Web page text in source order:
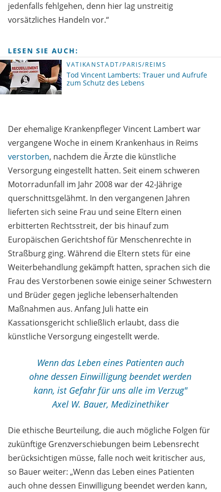
jedenfalls fehlgehen, denn hier lag unstreitig
vorsätzliches Handeln vor.“
LESEN SIE AUCH:
VATIKANSTADT/PARIS/REIMS
Tod Vincent Lamberts: Trauer und Aufrufe
zum Schutz des Lebens
Der ehemalige Krankenpfleger Vincent Lambert war
vergangene Woche in einem Krankenhaus in Reims
verstorben, nachdem die Ärzte die künstliche
Versorgung eingestellt hatten. Seit einem schweren
Motorradunfall im Jahr 2008 war der 42-Jährige
querschnittsgelähmt. In den vergangenen Jahren
lieferten sich seine Frau und seine Eltern einen
erbitterten Rechtsstreit, der bis hinauf zum
Europäischen Gerichtshof für Menschenrechte in
Straßburg ging. Während die Eltern stets für eine
Weiterbehandlung gekämpft hatten, sprachen sich die
Frau des Verstorbenen sowie einige seiner Schwestern
und Brüder gegen jegliche lebenserhaltenden
Maßnahmen aus. Anfang Juli hatte ein
Kassationsgericht schließlich erlaubt, dass die
künstliche Versorgung eingestellt werde.
Wenn das Leben eines Patienten auch
ohne dessen Einwilligung beendet werden
kann, ist Gefahr für uns alle im Verzug"
Axel W. Bauer, Medizinethiker
Die ethische Beurteilung, die auch mögliche Folgen für
zukünftige Grenzverschiebungen beim Lebensrecht
berücksichtigen müsse, falle noch weit kritischer aus,
so Bauer weiter: „Wenn das Leben eines Patienten
auch ohne dessen Einwilligung beendet werden kann,